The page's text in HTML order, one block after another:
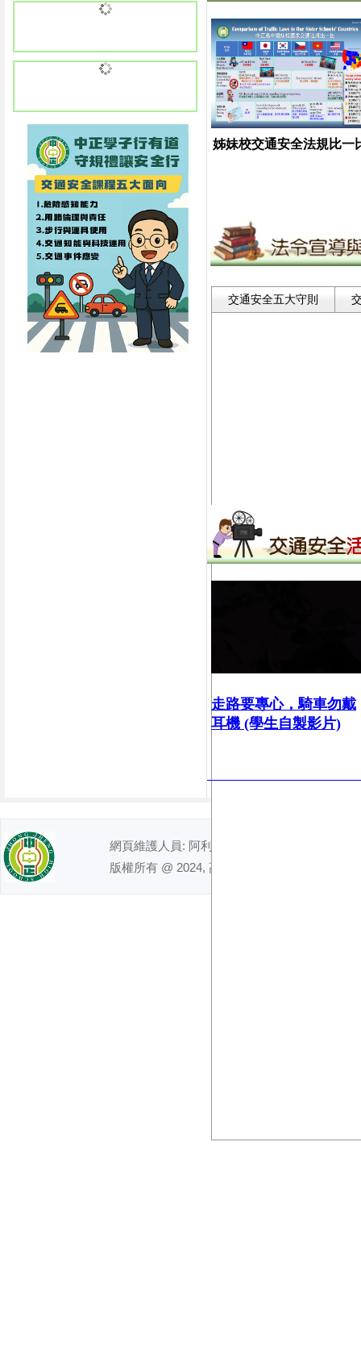
姊妹校交通安全法規比一
交通安全五大守則
走路要專心，騎車勿戴
耳機 (學生自製影片)
網頁維護人員: 阿利｜ 電話 : (07)7491992
版權所有 @ 2024, 高雄市立中正高級中學. All